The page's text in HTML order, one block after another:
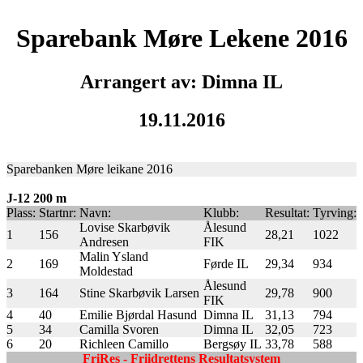
Sparebank Møre Lekene 2016
Arrangert av: Dimna IL
19.11.2016
Sparebanken Møre leikane 2016
J-12 200 m
Plass: Startnr: Navn: Klubb: Resultat: Tyrving:
1
156
Lovise Skarbøvik
Andresen
Ålesund
FIK
28,21 1022
2 169
Malin Ysland
Moldestad
Førde IL 29,34 934
3 164 Stine Skarbøvik Larsen
Ålesund
FIK
29,78
900
4
40 Emilie Bjørdal Hasund Dimna IL 31,13
794
5
34 Camilla Svoren Dimna IL 32,05
723
6
20 Richleen Camillo Bergsøy IL 33,78
588
FriRes - Friidrettens Resultatsystem